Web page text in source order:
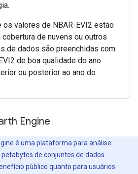
os valores de NBAR-EVI2 estão
de nuvens ou outros
de dados são preenchidas com
de boa qualidade do ano
ou posterior ao ano do
Engine
é uma plataforma para análise
de conjuntos de dados
público quanto para usuários